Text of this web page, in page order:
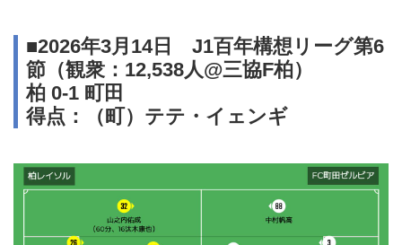
■2026年3月14日 J1百年構想リーグ第6
節（観衆：12,538人@三協F柏）
柏 0-1 町田
得点：（町）テテ・イェンギ